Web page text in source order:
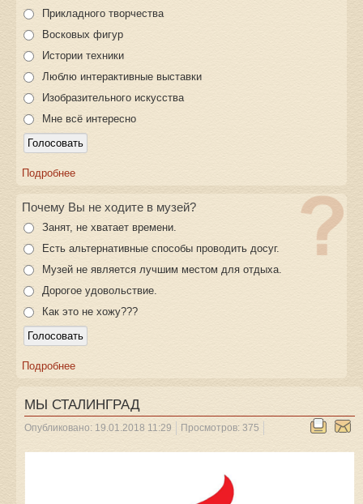
Прикладного творчества
Восковых фигур
Истории техники
Люблю интерактивные выставки
Изобразительного искусства
Мне всё интересно
Подробнее
Почему Вы не ходите в музей?
Занят, не хватает времени.
Есть альтернативные способы проводить досуг.
Музей не является лучшим местом для отдыха.
Дорогое удовольствие.
Как это не хожу???
Подробнее
МЫ СТАЛИНГРАД
Опубликовано: 19.01.2018 11:29 Просмотров: 375